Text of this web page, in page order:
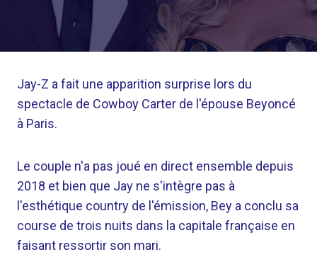
Jay-Z a fait une apparition surprise lors du
spectacle de Cowboy Carter de l'épouse Beyoncé
à Paris.
Le couple n'a pas joué en direct ensemble depuis
2018 et bien que Jay ne s'intègre pas à
l'esthétique country de l'émission, Bey a conclu sa
course de trois nuits dans la capitale française en
faisant ressortir son mari.